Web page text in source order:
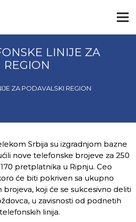
LINIJE ZA
REGION
ZA PODAVALSKI REGION
Srbija su izgradnjom bazne
nove telefonske brojeve za 250
pretplatnika u Ripnju. Ceo
će biti pokriven sa ukupno
brojeva, koji će se sukcesivno deliti
u zavisnosti od podnetih
linija.